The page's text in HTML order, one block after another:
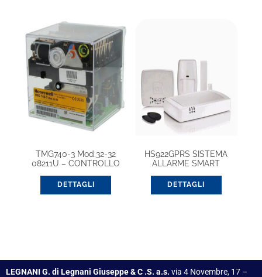
TMG740-3 Mod.32-32
08211U – CONTROLLO
DETTAGLI
HS922GPRS SISTEMA
ALLARME SMART
DETTAGLI
LEGNANI G. di Legnani Giuseppe & C .S. a.s. via 4 Novembre, 17 –